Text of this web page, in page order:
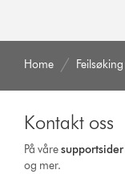
Home Feilsøking
Kontakt oss
På våresupportsider
og mer.